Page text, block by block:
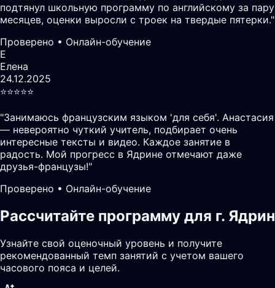
подтянул школьную программу по английскому за пару
месяцев, оценки выросли с троек на твердые пятерки."
Проверено • Онлайн-обучение
Е
Елена
24.12.2025
⭐️⭐️⭐️⭐️⭐️
"Занимаюсь французским языком 'для себя'. Анастасия
— невероятно чуткий учитель, подбирает очень
интересные тексты и видео. Каждое занятие в
радость. Мой прогресс в Ядрине отмечают даже
друзья-французы!"
Проверено • Онлайн-обучение
Рассчитайте программу для г. Ядрин
Узнайте свой оценочный уровень и получите
рекомендованный темп занятий с учетом вашего
часового пояса и целей.